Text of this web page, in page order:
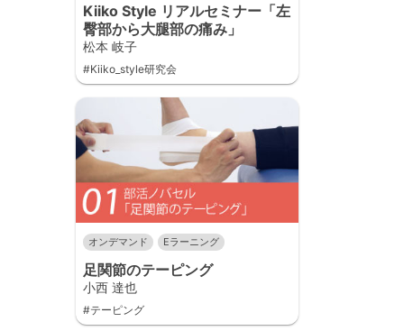
Kiiko Style リアルセミナー「左
臀部から大腿部の痛み」
松本 岐子
#Kiiko_style研究会
オンデマンド Eラーニング
足関節のテーピング
小西 達也
#テーピング